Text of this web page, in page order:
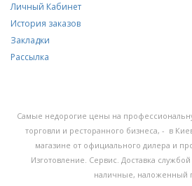
Личный Кабинет
История заказов
Закладки
Рассылка
Самые недорогие цены на
торговли и ресторанного бизнеса, - в
магазине от официального дилера и
Изготовление. Сервис. Доставка
наличные, наложенный